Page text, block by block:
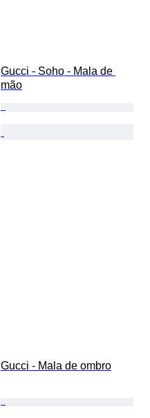
Gucci - Soho - Mala de
mão
Gucci - Mala de ombro